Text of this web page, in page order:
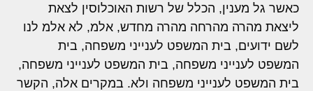
כאשר גל מענין, הכלל של רשות האוכלוסין לצאת
ליצאת מהרה מהרחה מהרה מחדש, אלמ, לא אלמ לנו
לשם ידועים, בית המשפט לענייני משפחה, בית
המשפט לענייני משפחה, בית המשפט לענייני משפחה,
בית המשפט לענייני משפחה ולא. במקרים אלה, הקשר